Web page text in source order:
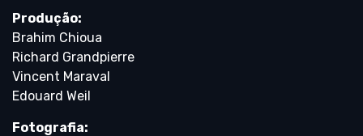
Produção:
Brahim Chioua
Richard Grandpierre
Vincent Maraval
Edouard Weil
Fotografia: